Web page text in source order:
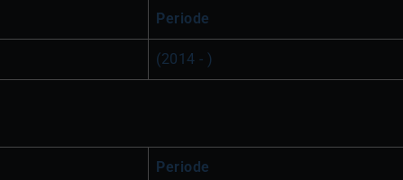
Periode
(2014 - )
Periode